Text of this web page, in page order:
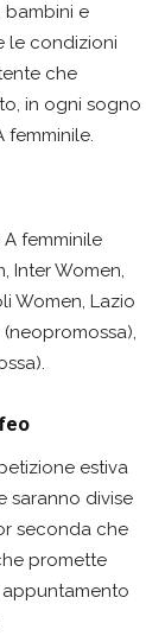
bambini e
le condizioni
che
in ogni sogno
femminile.
femminile
Inter Women,
Women, Lazio
estiva
saranno divise
seconda che
promette